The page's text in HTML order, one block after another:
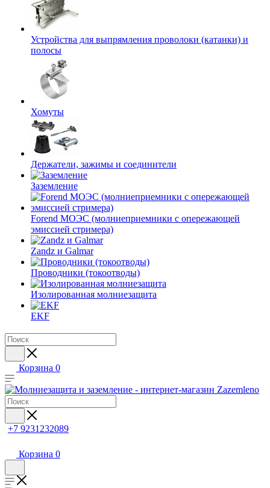
Устройства для выпрямления проволоки (катанки) и
полосы
Хомуты
Держатели, зажимы и соединители
Заземление
Forend МОЭС (молниеприемники с опережающей
эмиссией стримера)
Zandz и Galmar
Проводники (токоотводы)
Изолированная молниезащита
EKF
Корзина 0
+7 9231232089
Корзина 0